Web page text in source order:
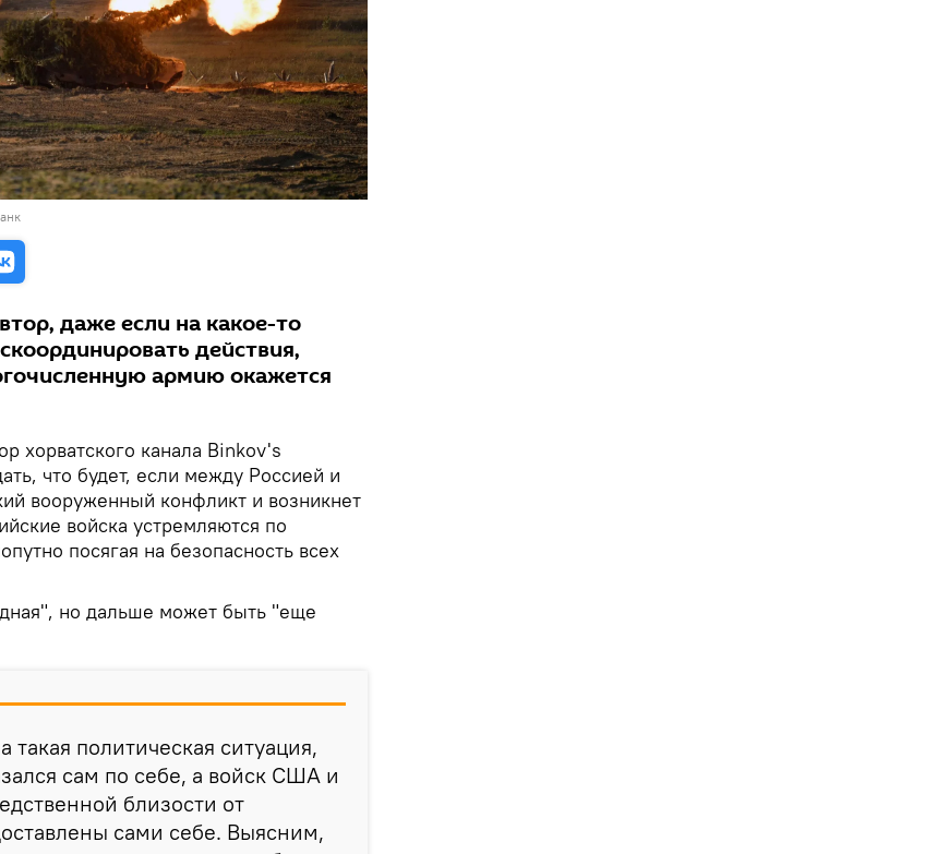
даже если на какое-то
действия,
армию окажется
хорватского канала Binkov's
что будет, если между Россией и
вооруженный конфликт и возникнет
войска устремляются по
посягая на безопасность всех
но дальше может быть "еще
такая политическая ситуация,
сам по себе, а войск США и
близости от
сами себе. Выясним,